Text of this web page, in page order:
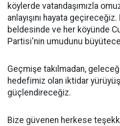
köylerde vatandaşımızla
anlayışını hayata
beldesinde ve her köyünde
Partisi'nin umudunu
Geçmişe takılmadan,
hedefimiz olan iktidar
güçlendireceğiz.
Bize güvenen herkese